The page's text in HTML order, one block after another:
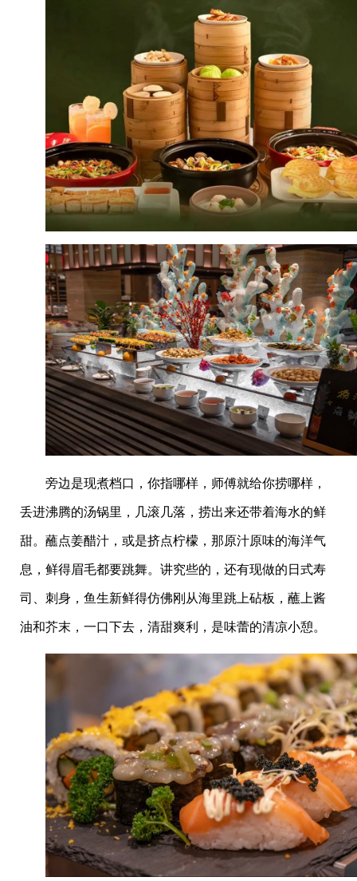
旁边是现煮档口，你指哪样，师傅就给你捞哪样，
丢进沸腾的汤锅里，几滚几落，捞出来还带着海水的鲜
甜。蘸点姜醋汁，或是挤点柠檬，那原汁原味的海洋气
息，鲜得眉毛都要跳舞。讲究些的，还有现做的日式寿
司、刺身，鱼生新鲜得仿佛刚从海里跳上砧板，蘸上酱
油和芥末，一口下去，清甜爽利，是味蕾的清凉小憩。